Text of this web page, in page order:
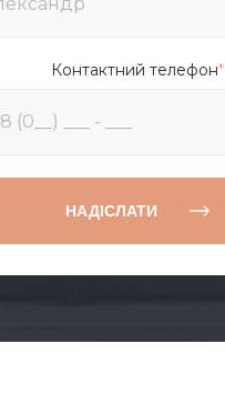
Контактний телефон*
НАДІСЛАТИ